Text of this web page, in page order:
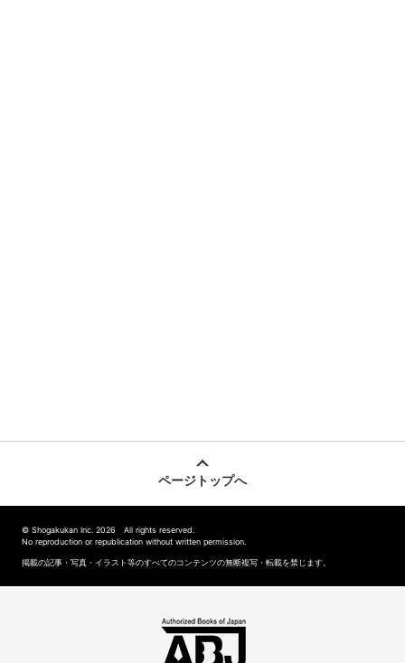
ページトップへ
© Shogakukan Inc. 2026 All rights reserved.
No reproduction or republication without written permission.
掲載の記事・写真・イラスト等のすべてのコンテンツの無断複写・転載を禁じます。